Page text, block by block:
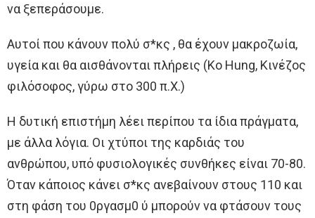
να ξεπεράσουμε.
Αυτοί που κάνουν πολύ σ*κς , θα έχουν μακροζωία,
υγεία και θα αισθάνονται πλήρεις (Ko Hung, Κινέζος
φιλόσοφος, γύρω στο 300 π.Χ.)
Η δυτική επιστήμη λέει περίπου τα ίδια πράγματα,
με άλλα λόγια. Οι χτύποι της καρδιάς του
ανθρώπου, υπό φυσιολογικές συνθήκες είναι 70-80.
Όταν κάποιος κάνει σ*κς ανεβαίνουν στους 110 και
στη φάση του 0ργασμ0 ύ μπορούν να φτάσουν τους